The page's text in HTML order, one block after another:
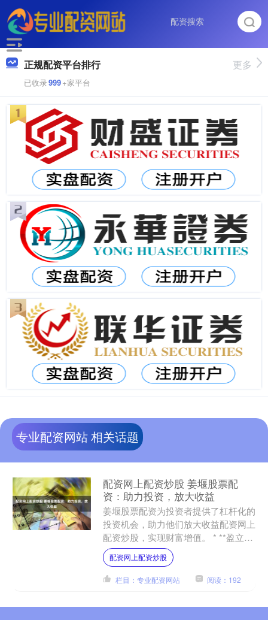
正规配资平台排行
已收录999+家平台
更多
专业配资网站 相关话题
配资网上配资炒股 姜堰股票配
资：助力投资，放大收益
姜堰股票配资为投资者提供了杠杆化的
投资机会，助力他们放大收益配资网上
配资炒股，实现财富增值。 * **盈立配
资：**业内领先的配资平台，提供高达
10倍的配资杠杆....
配资网上配资炒股
栏目：专业配资网站 阅读：192